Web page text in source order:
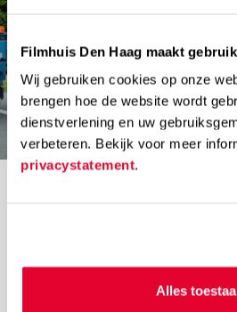
Filmhuis Den Haag maakt
Wij gebruiken cookies op onze
brengen hoe de website wordt
dienstverlening en uw
verbeteren. Bekijk voor meer
privacystatement.
Alles